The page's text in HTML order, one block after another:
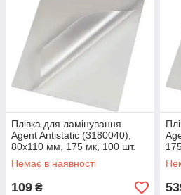
Плівка для ламінування
Agent Antistatic (3180040),
80х110 мм, 175 мк, 100 шт.
Немає в наявності
109 ₴